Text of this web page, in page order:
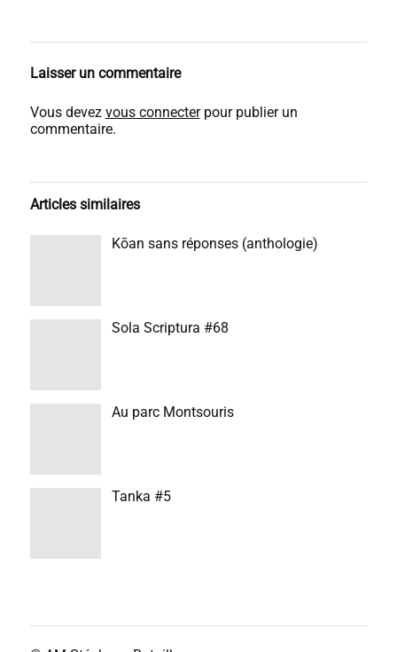
Laisser un commentaire
Vous devez vous connecterpour publier un
commentaire.
Articles similaires
Kōan sans réponses (anthologie)
Sola Scriptura #68
Au parc Montsouris
Tanka #5